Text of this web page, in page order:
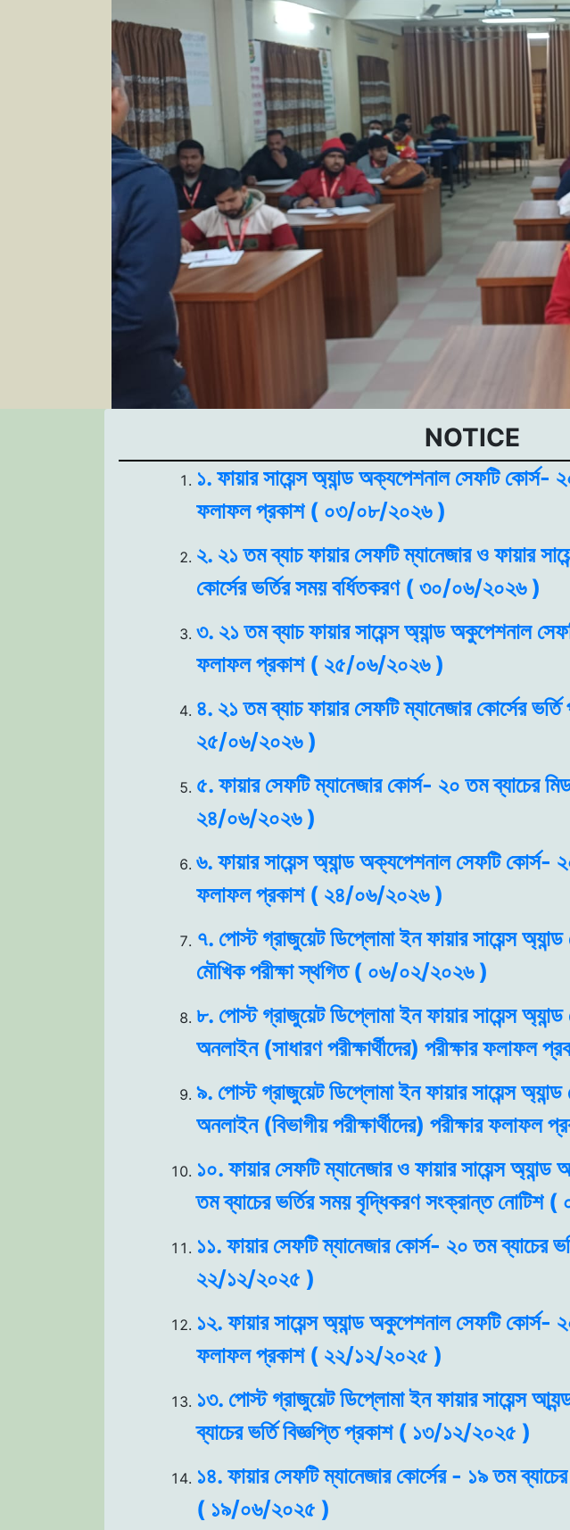
NOTICE
১. ফায়ার সায়েন্স অ্যান্ড অক্যপেশনাল সেফটি কোর্স-
ফলাফল প্রকাশ ( ০৩/০৮/২০২৬ )
২. ২১ তম ব্যাচ ফায়ার সেফটি ম্যানেজার ও ফায়ার
কোর্সের ভর্তির সময় বর্ধিতকরণ ( ৩০/০৬/২০২৬ )
৩. ২১ তম ব্যাচ ফায়ার সায়েন্স অ্যান্ড অকুপেশনাল
ফলাফল প্রকাশ ( ২৫/০৬/২০২৬ )
৪. ২১ তম ব্যাচ ফায়ার সেফটি ম্যানেজার কোর্সের
২৫/০৬/২০২৬ )
৫. ফায়ার সেফটি ম্যানেজার কোর্স- ২০ তম ব্যাচের
২৪/০৬/২০২৬ )
৬. ফায়ার সায়েন্স অ্যান্ড অক্যপেশনাল সেফটি কোর্স-
ফলাফল প্রকাশ ( ২৪/০৬/২০২৬ )
৭. পোস্ট গ্রাজুয়েট ডিপ্লোমা ইন ফায়ার সায়েন্স
মৌখিক পরীক্ষা স্থগিত ( ০৬/০২/২০২৬ )
৮. পোস্ট গ্রাজুয়েট ডিপ্লোমা ইন ফায়ার সায়েন্স
অনলাইন (সাধারণ পরীক্ষার্থীদের) পরীক্ষার
৯. পোস্ট গ্রাজুয়েট ডিপ্লোমা ইন ফায়ার সায়েন্স
অনলাইন (বিভাগীয় পরীক্ষার্থীদের) পরীক্ষার
১০. ফায়ার সেফটি ম্যানেজার ও ফায়ার সায়েন্স
তম ব্যাচের ভর্তির সময় বৃদ্ধিকরণ সংক্রান্ত
১১. ফায়ার সেফটি ম্যানেজার কোর্স- ২০ তম ব্যাচের
২২/১২/২০২৫ )
১২. ফায়ার সায়েন্স অ্যান্ড অকুপেশনাল সেফটি কোর্স-
ফলাফল প্রকাশ ( ২২/১২/২০২৫ )
১৩. পোস্ট গ্রাজুয়েট ডিপ্লোমা ইন ফায়ার সায়েন্স
ব্যাচের ভর্তি বিজ্ঞপ্তি প্রকাশ ( ১৩/১২/২০২৫ )
১৪. ফায়ার সেফটি ম্যানেজার কোর্সের - ১৯ তম
( ১৯/০৬/২০২৫ )